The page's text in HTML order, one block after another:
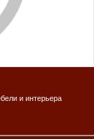
и интерьера